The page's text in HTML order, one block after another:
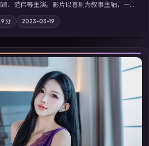
、范伟等主演。影片以喜剧为叙事主轴，一
城关注的生死营救；摄影与配乐强化地域气
国产免费观看高清电视剧在线看」延展检索
享高清在线追剧体验。
分 2023-03-19
▶